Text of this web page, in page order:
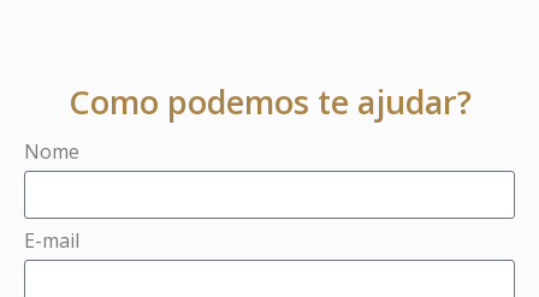
Como podemos te ajudar?
Nome
E-mail